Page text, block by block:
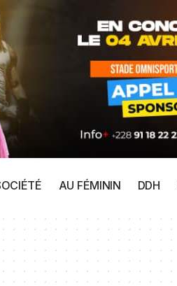
AU FÉMININ DDH